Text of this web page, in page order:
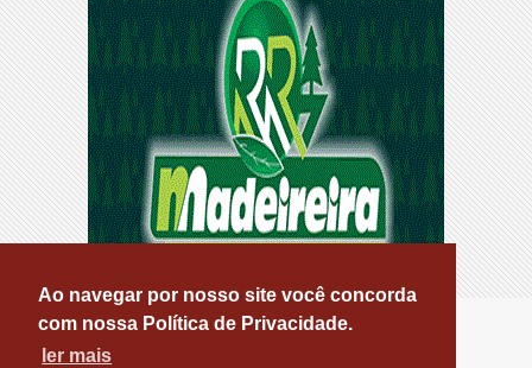
Ao navegar por nosso site você concorda
com nossa Política de Privacidade.
ler mais